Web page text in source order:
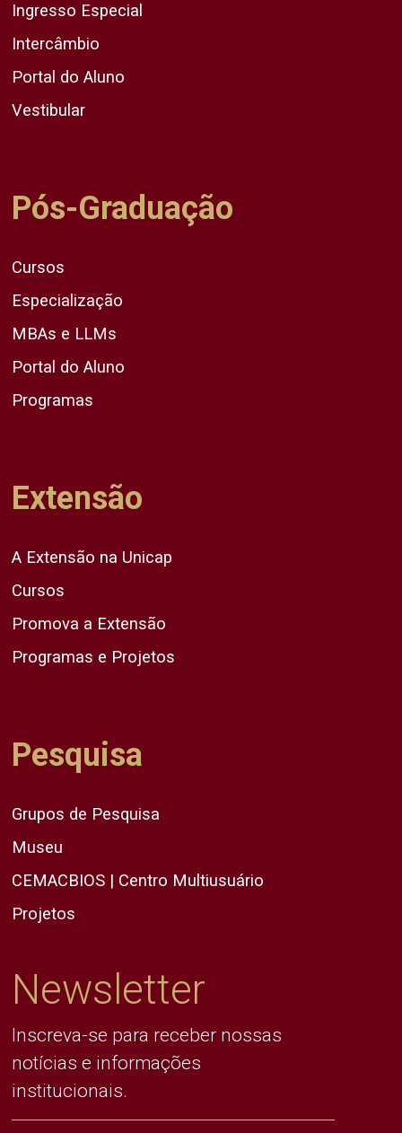
Ingresso Especial
Intercâmbio
Portal do Aluno
Vestibular
Pós-Graduação
Cursos
Especialização
MBAs e LLMs
Portal do Aluno
Programas
Extensão
A Extensão na Unicap
Cursos
Promova a Extensão
Programas e Projetos
Pesquisa
Grupos de Pesquisa
Museu
CEMACBIOS | Centro Multiusuário
Projetos
Newsletter
Inscreva-se para receber nossas
notícias e informações
institucionais.